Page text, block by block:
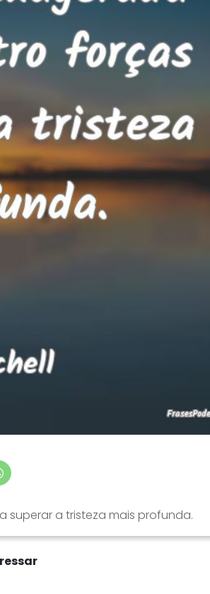
superar a tristeza mais profunda.